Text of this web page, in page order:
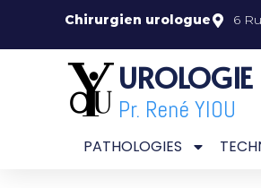
Chirurgien urologue 6
Pr. René YIOU
PATHOLOGIES